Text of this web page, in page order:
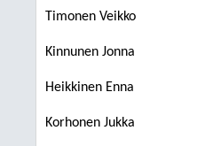
Timonen Veikko
Kinnunen Jonna
Heikkinen Enna
Korhonen Jukka